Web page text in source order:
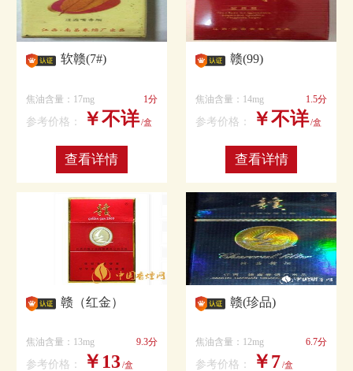
软赣(7#)
焦油含量：17mg 1分
参考价格： ￥不详/盒
查看详情
赣(99)
焦油含量：14mg 1.5分
参考价格： ￥不详/盒
查看详情
赣（红金）
焦油含量：13mg 9.3分
参考价格： ￥13/盒
赣(珍品)
焦油含量：12mg 6.7分
参考价格： ￥7/盒